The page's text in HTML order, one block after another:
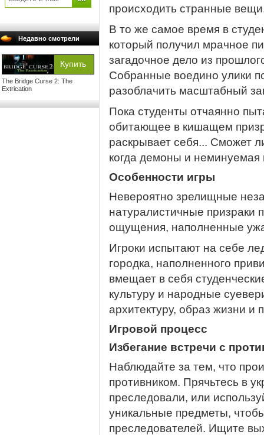
Недавно смотрели
The Bridge Curse 2: The
Extrication
происходить странные
В то же самое время в
который получил мрачное
загадочное дело из
Собранные воедино улики
разоблачить масштабный
Пока студенты отчаянно
обитающее в кишащем
раскрывает себя... Сможет
когда демоны и неминуемая
Особенности игры
Невероятно зрелищные
натуралистичные призраки
ощущения, наполненные
Игроки испытают на себе
городка, наполненного
вмещает в себя
культуру и народные
архитектуру, образ жизни и
Игровой процесс
Избегание встречи с
Наблюдайте за тем, что
противником. Прячьтесь в
преследовали, или
уникальные предметы,
преследователей. Ищите